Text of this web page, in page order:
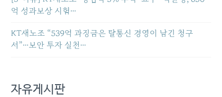
억 성과보상 시험…
KT새노조 “539억 과징금은 탈통신 경영이 남긴 청구
서”…보안 투자 실천…
자유게시판